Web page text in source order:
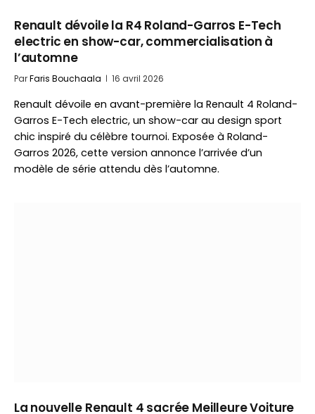
Renault dévoile la R4 Roland-Garros E-Tech
electric en show-car, commercialisation à
l’automne
ParFaris Bouchaala 16 avril 2026
Renault dévoile en avant-première la Renault 4 Roland-
Garros E-Tech electric, un show-car au design sport
chic inspiré du célèbre tournoi. Exposée à Roland-
Garros 2026, cette version annonce l’arrivée d’un
modèle de série attendu dès l’automne.
La nouvelle Renault 4 sacrée Meilleure Voiture